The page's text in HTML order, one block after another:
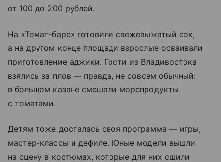
от 100 до 200 рублей.
На «Томат-баре» готовили свежевыжатый сок,
а на другом конце площади взрослые осваивали
приготовление аджики. Гости из Владивостока
взялись за плов — правда, не совсем обычный:
в большом казане смешали морепродукты
с томатами.
Детям тоже досталась своя программа — игры,
мастер-классы и дефиле. Юные модели вышли
на сцену в костюмах, которые для них сшили